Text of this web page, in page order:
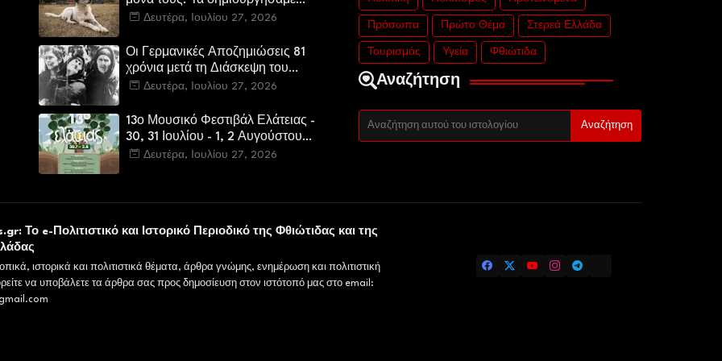
εμείς.»
Δευτέρα, Ιουλίου 27, 2026
Οι Γερμανικές Αποζημιώσεις 81
χρόνια μετά τη Διάσκεψη του
Πότσνταμ
Δευτέρα, Ιουλίου 27, 2026
13ο Μουσικό Φεστιβάλ Ελάτειας -
30, 31 Ιουλίου - 1, 2 Αυγούστου
2026Δευτέρα, Ιουλίου 27, 2026
Πρόσωπα Πρώτο Θέμα Στερεά Ελλάδα
Τουρισμός Υγεία Φθιώτιδα
Αναζήτηση
Το e-Πολιτιστικό και Ιστορικό Περιοδικό της Φθιώτιδας και της
ιστορικά και πολιτιστικά θέματα, άρθρα γνώμης, ενημέρωση και πολιτιστική
να υποβάλετε τα άρθρα σας προς δημοσίευση στον ιστότοπό μας στο email: